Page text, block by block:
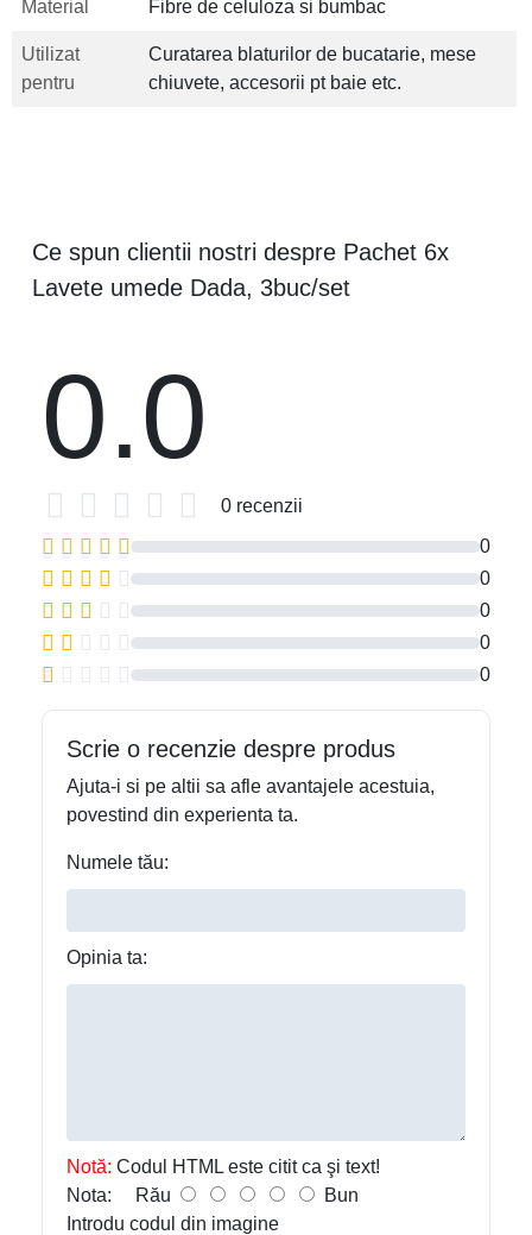
Material Fibre de celuloza si bumbac
Utilizat
pentru
Curatarea blaturilor de bucatarie, mese
chiuvete, accesorii pt baie etc.
Ce spun clientii nostri despre Pachet 6x
Lavete umede Dada, 3buc/set
0
0
0
0
0
0.0
0 recenzii
Scrie o recenzie despre produs
Ajuta-i si pe altii sa afle avantajele acestuia,
povestind din experienta ta.
Numele tău:
Opinia ta:
Notă: Codul HTML este citit ca şi text!
Nota: Rău
Bun
Introdu codul din imagine